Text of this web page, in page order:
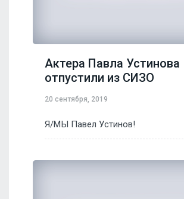
Актера Павла Устинова
отпустили из СИЗО
20 сентября, 2019
Я/МЫ Павел Устинов!